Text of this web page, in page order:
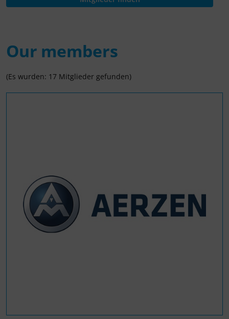
Our members
(Es wurden: 17 Mitglieder gefunden)